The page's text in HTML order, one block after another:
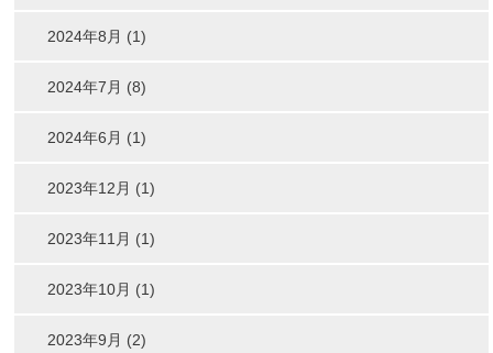
2024年8月 (1)
2024年7月 (8)
2024年6月 (1)
2023年12月 (1)
2023年11月 (1)
2023年10月 (1)
2023年9月 (2)